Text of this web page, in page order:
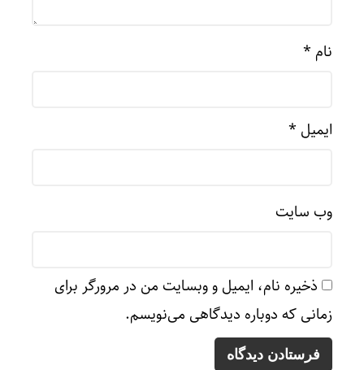
نام *
ایمیل *
وب‌ سایت
ذخیره نام، ایمیل و وبسایت من در مرورگر برای
زمانی که دوباره دیدگاهی می‌نویسم.